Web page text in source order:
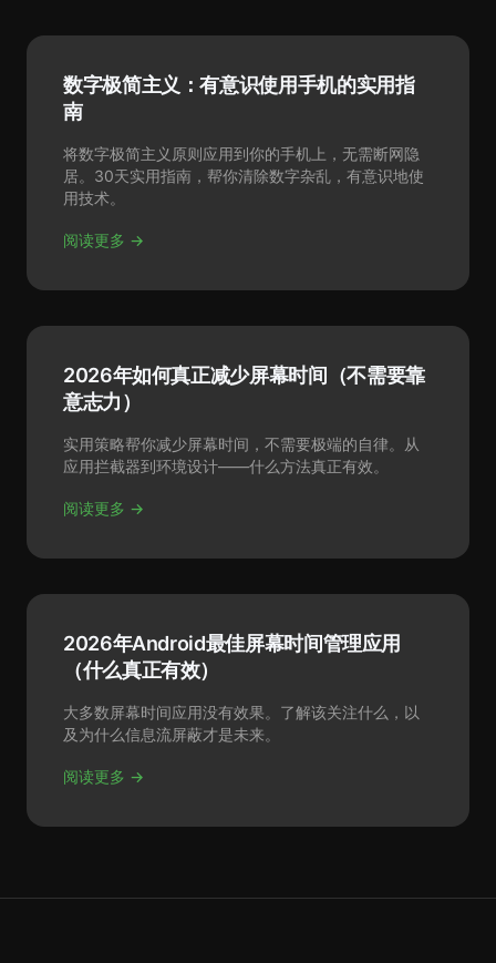
数字极简主义：有意识使用手机的实用指
南
将数字极简主义原则应用到你的手机上，无需断网隐
居。30天实用指南，帮你清除数字杂乱，有意识地使
用技术。
阅读更多 →
2026年如何真正减少屏幕时间（不需要靠
意志力）
实用策略帮你减少屏幕时间，不需要极端的自律。从
应用拦截器到环境设计——什么方法真正有效。
阅读更多 →
2026年Android最佳屏幕时间管理应用
（什么真正有效）
大多数屏幕时间应用没有效果。了解该关注什么，以
及为什么信息流屏蔽才是未来。
阅读更多 →